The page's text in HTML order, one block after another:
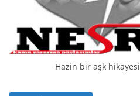
Hazin bir aşk hikayesi